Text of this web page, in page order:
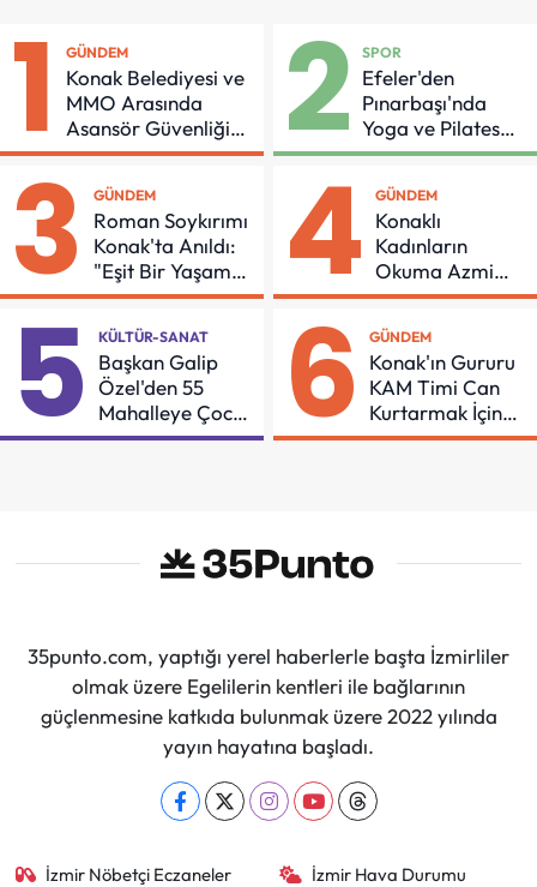
1 GÜNDEM
Konak Belediyesi ve
MMO Arasında
Asansör Güvenliği
İçin Önemli Protokol
2 SPOR
Efeler'den
Pınarbaşı'nda
Yoga ve Pilates
Buluşması
3 GÜNDEM
Roman Soykırımı
Konak'ta Anıldı:
"Eşit Bir Yaşam
İçin Mücadeleyi
4 GÜNDEM
Konaklı
Kadınların
Okuma Azmi
Örnek Oldu
5 KÜLTÜR-SANAT
Başkan Galip
Özel'den 55
Mahalleye Çocuk
Şenliği
6 GÜNDEM
Konak'ın Gururu
KAM Timi Can
Kurtarmak İçin
Demir Aldı
35punto.com, yaptığı yerel haberlerle başta İzmirliler
olmak üzere Egelilerin kentleri ile bağlarının
güçlenmesine katkıda bulunmak üzere 2022 yılında
yayın hayatına başladı.
İzmir Nöbetçi Eczaneler İzmir Hava Durumu